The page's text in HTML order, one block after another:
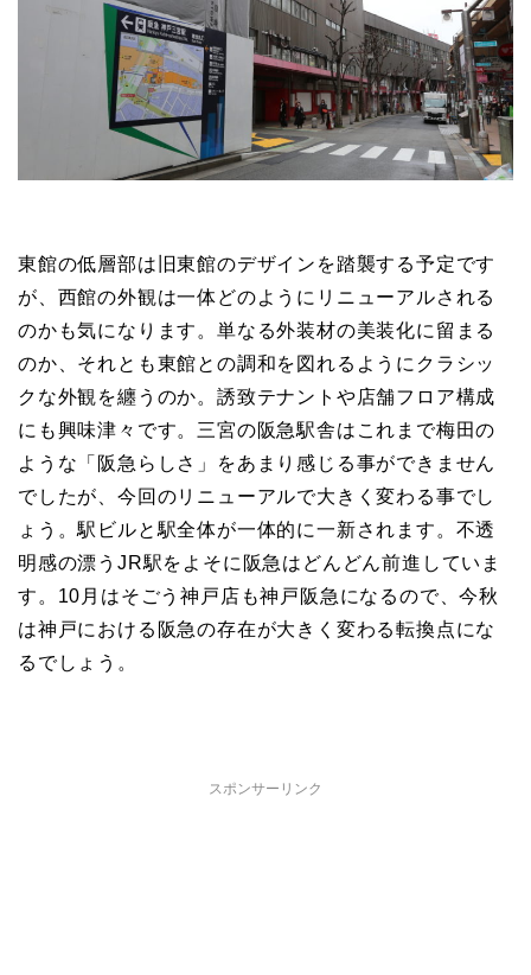
東館の低層部は旧東館のデザインを踏襲する予定です
が、西館の外観は一体どのようにリニューアルされる
のかも気になります。単なる外装材の美装化に留まる
のか、それとも東館との調和を図れるようにクラシッ
クな外観を纏うのか。誘致テナントや店舗フロア構成
にも興味津々です。三宮の阪急駅舎はこれまで梅田の
ような「阪急らしさ」をあまり感じる事ができません
でしたが、今回のリニューアルで大きく変わる事でし
ょう。駅ビルと駅全体が一体的に一新されます。不透
明感の漂うJR駅をよそに阪急はどんどん前進していま
す。10月はそごう神戸店も神戸阪急になるので、今秋
は神戸における阪急の存在が大きく変わる転換点にな
るでしょう。
スポンサーリンク